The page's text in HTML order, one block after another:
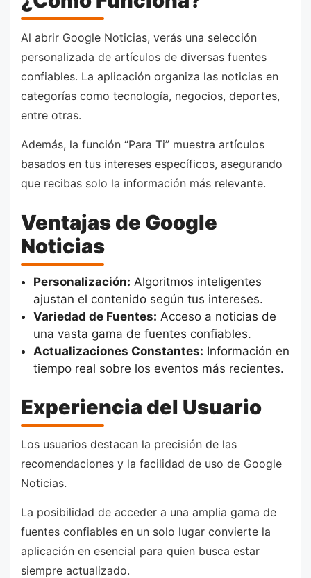
Al abrir Google Noticias, verás una selección
personalizada de artículos de diversas fuentes
confiables. La aplicación organiza las noticias en
categorías como tecnología, negocios, deportes,
entre otras.
Además, la función “Para Ti” muestra artículos
basados en tus intereses específicos, asegurando
que recibas solo la información más relevante.
Ventajas de Google
Noticias
Personalización: Algoritmos inteligentes
ajustan el contenido según tus intereses.
Variedad de Fuentes: Acceso a noticias de
una vasta gama de fuentes confiables.
Actualizaciones Constantes: Información en
tiempo real sobre los eventos más recientes.
Experiencia del Usuario
Los usuarios destacan la precisión de las
recomendaciones y la facilidad de uso de Google
Noticias.
La posibilidad de acceder a una amplia gama de
fuentes confiables en un solo lugar convierte la
aplicación en esencial para quien busca estar
siempre actualizado.